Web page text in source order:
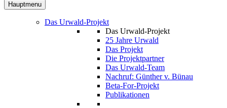
Hauptmenu
Das Urwald-Projekt
Das Urwald-Projekt
25 Jahre Urwald
Das Projekt
Die Projektpartner
Das Urwald-Team
Nachruf: Günther v. Bünau
Beta-For-Projekt
Publikationen